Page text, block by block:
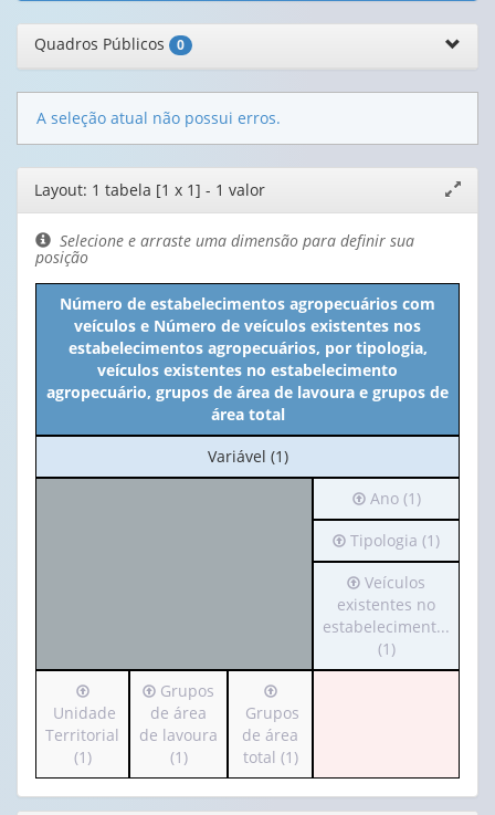
Quadros Públicos 0
A seleção atual não possui erros.
Editor
de
layout
janela
Layout: 1 tabela [1 x 1] - 1 valor
Selecione e arraste uma dimensão para definir sua
posição
Número de estabelecimentos agropecuários com
veículos e Número de veículos existentes nos
estabelecimentos agropecuários, por tipologia,
veículos existentes no estabelecimento
agropecuário, grupos de área de lavoura e grupos de
área total
No
cabeçalho:
Variável (1)
Irá
para
o
cabeçalho
(possui
apenas
1
valor):
Ano (1)
Irá
para
cabeçalho
(possui
apenas
1
Tipologia (1)
Irá
para
o
cabeçalho
(possui
Veículos
existentes
Veículos
existentes no
estabeleciment...
(1)
Irá
para
o
cabeçalho
(possui
apenas
Unidade
Territorial
(1)
Irá
para
o
cabeçalho
(possui
apenas
Grupos
de área
de lavoura
(1)
Irá
para
o
cabeçalho
(possui
apenas
Grupos
de área
total (1)